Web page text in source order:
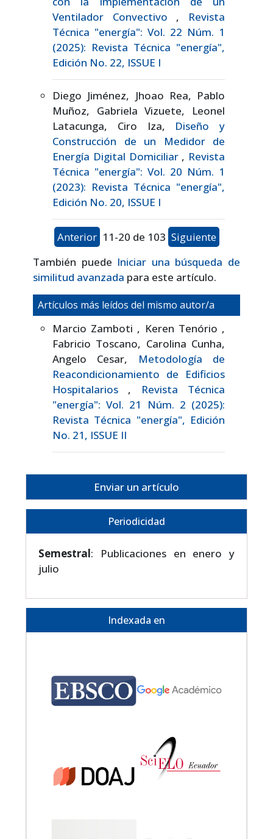
Ventilador Convectivo , Revista
Técnica "energía": Vol. 22 Núm. 1
(2025): Revista Técnica "energía",
Edición No. 22, ISSUE I
Diego Jiménez, Jhoao Rea, Pablo
Muñoz, Gabriela Vizuete, Leonel
Latacunga, Ciro Iza, Diseño y
Construcción de un Medidor de
Energía Digital Domiciliar , Revista
Técnica "energía": Vol. 20 Núm. 1
(2023): Revista Técnica "energía",
Edición No. 20, ISSUE I
Anterior 11-20 de 103 Siguiente
También puede Iniciar una búsqueda de
similitud avanzada para este artículo.
Artículos más leídos del mismo autor/a
Marcio Zamboti , Keren Tenório ,
Fabricio Toscano, Carolina Cunha,
Angelo Cesar,
Metodología de
Reacondicionamiento de Edificios
Hospitalarios ,
Revista Técnica
"energía": Vol. 21 Núm. 2 (2025):
Revista Técnica "energía", Edición
No. 21, ISSUE II
Enviar un artículo
Periodicidad
Semestral: Publicaciones en enero y
julio
Indexada en